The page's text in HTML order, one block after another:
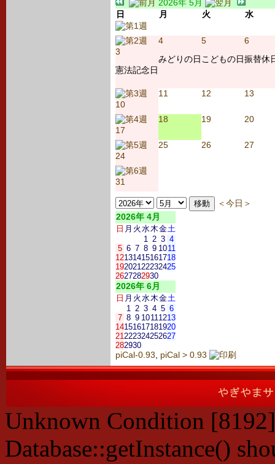
2026年 5月
日
月 火 水
3
憲法記念日
4
みどりの日
5
こどもの日
6
振替休
10
11 12 13
17
18 19 20
24
25 26 27
31
＜今日＞
2026年 4月
日 月 火 水木金土
1 2 3 4
5 6 7 8 9 1011
12131415161718
19202122232425
2627282930
2026年 6月
日 月 火 水木金土
1 2 3 4 5 6
7 8 9 10111213
14151617181920
21222324252627
282930
piCal-0.93 piCal > 0.93
Unknown Condition
Database::getInstance()